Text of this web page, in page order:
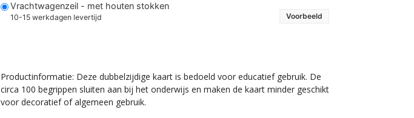
Vrachtwagenzeil - met houten stokken
10-15 werkdagen levertijd Voorbeeld
Productinformatie: Deze dubbelzijdige kaart is bedoeld voor educatief gebruik. De circa
100 begrippen sluiten aan bij het onderwijs en maken de kaart minder geschikt voor
decoratief of algemeen gebruik.